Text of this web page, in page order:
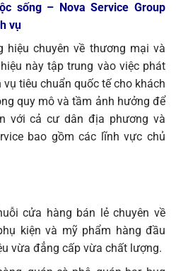
sống – Nova Service Group
vụ
hiệu chuyên về thương mại và
này tập trung vào việc phát
tiêu chuẩn quốc tế cho khách
quy mô và tầm ảnh hưởng để
với cả cư dân địa phương và
bao gồm các lĩnh vực chủ
cửa hàng bán lẻ chuyên về
kiện và mỹ phẩm hàng đầu
vừa đẳng cấp vừa chất lượng.